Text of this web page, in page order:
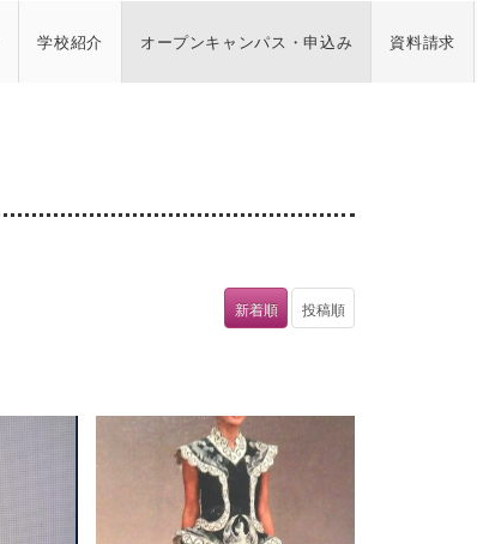
学校紹介 オープンキャンパス・申込み 資料請求
新着順 投稿順